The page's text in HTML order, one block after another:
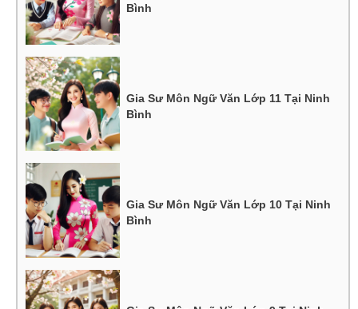
Bình
Gia Sư Môn Ngữ Văn Lớp 11 Tại Ninh
Bình
Gia Sư Môn Ngữ Văn Lớp 10 Tại Ninh
Bình